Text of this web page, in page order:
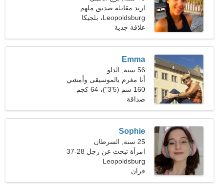
اريد مقابلة صديق ملهم
Leopoldsburg، بلجيكا
علاقة جدية
Emma
56 سنة, الدلو
أنا مغرم بالموسيقى وأمشي
في الهواء الطلق
160 سم (5'3")، 64 كجم
(141 رطلا)
صداقة
Sophie
25 سنة, السرطان
امرأة تبحث عن رجل 28-37
Leopoldsburg
قران